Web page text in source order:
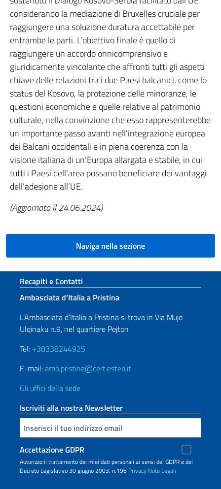
considerando la mediazione di Bruxelles cruciale per
raggiungere una soluzione duratura accettabile per
entrambe le parti. L’obiettivo finale è quello di
raggiungere un accordo onnicomprensivo e
giuridicamente vincolante che affronti tutti gli aspetti
chiave delle relazioni tra i due Paesi balcanici, come lo
status del Kosovo, la protezione delle minoranze, le
questioni economiche e quelle relative al patrimonio
culturale, nella convinzione che esso rappresenterebbe
un importante passo avanti nell’integrazione europea
dei Balcani occidentali e in piena coerenza con la
visione italiana di un’Europa allargata e stabile, in cui
tutti i Paesi dell’area possano beneficiare dei vantaggi
dell’adesione all’UE.
(Aggiornato il 24.06.2024)
Naviga nella sezione
Sezione footer
Recapiti e Contatti
Ambasciata d’Italia a Pristina
L’Ambasciata d’Italia a Pristina si trova in Via Mujo
Ulqinaku n.9, nel quartiere Pejton
Tel: +38338244925
E-mail:amb.pristina@cert.esteri.it
Gli uffici della sede
Iscriviti alla nostra Newsletter
Inserisci la tua email
Accettazione GDPR
Autorizzo il trattamento dei miei dati personali ai sensi del GDPR e del
Decreto Legislativo 30 giugno 2003, n.196 Privacy Note Legali